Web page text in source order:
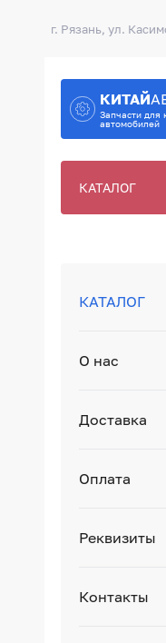
г. Рязань, ул.
КИТАЙ
Запчасти для
автомобилей
КАТАЛОГ
КАТАЛОГ
О нас
Доставка
Оплата
Реквизиты
Контакты